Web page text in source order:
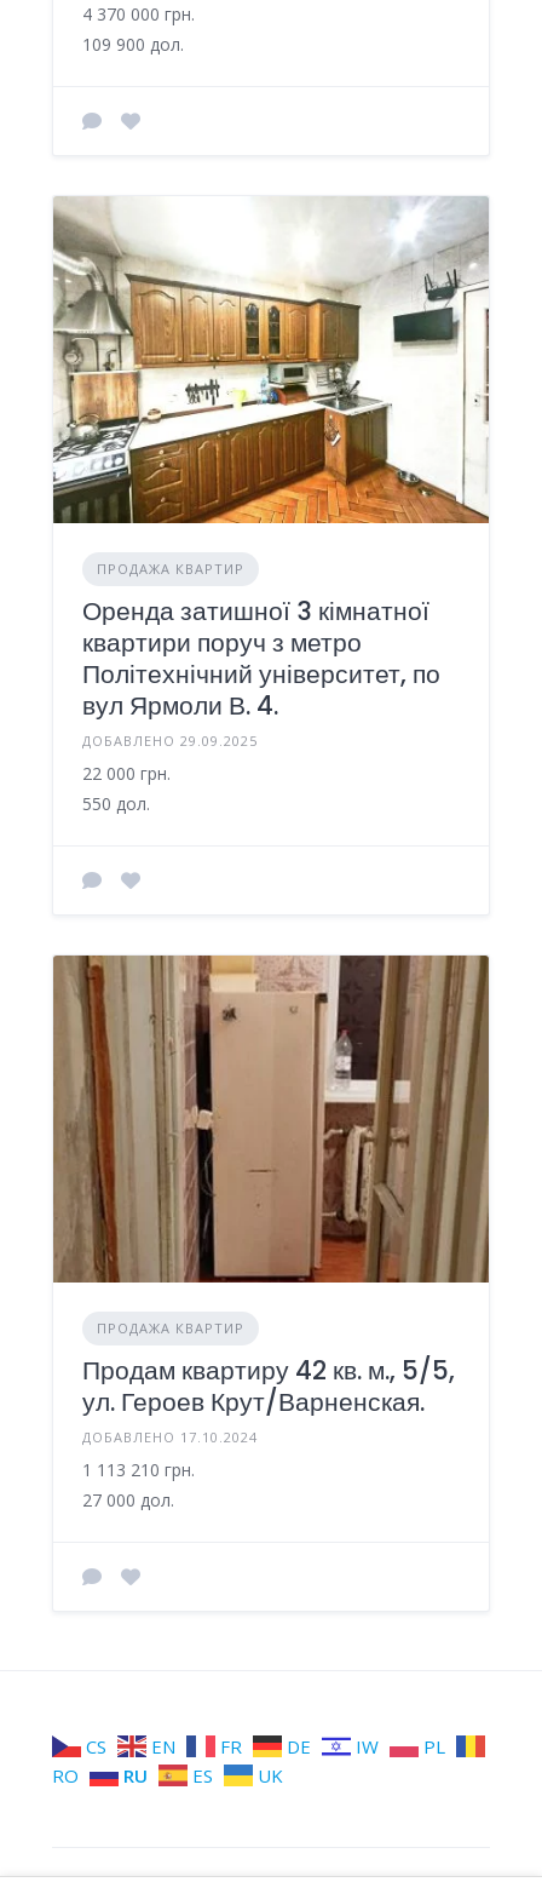
4 370 000 грн.
109 900 дол.
ПРОДАЖА КВАРТИР
Оренда затишної 3 кімнатної
квартири поруч з метро
Політехнічний університет, по
вул Ярмоли В. 4.
ДОБАВЛЕНО 29.09.2025
22 000 грн.
550 дол.
ПРОДАЖА КВАРТИР
Продам квартиру 42 кв. м., 5/5,
ул. Героев Крут/Варненская.
ДОБАВЛЕНО 17.10.2024
1 113 210 грн.
27 000 дол.
CS EN FR DE IW
PL
RO
RU ES UK